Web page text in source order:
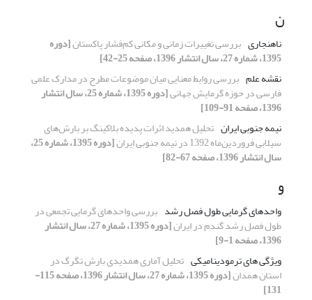
ن
ناهنجاری بررسی تغییرات زمانی و مکانی کم‌فشار پاکستان[دوره
1395، شماره 27، سال انتشار 1396، صفحه 25-42]
نقشه علم بررسی روابط معنایی میان موضوعات مطرح در مدارک علمی
فارسی در حوزه گرمایش جهانی [دوره 1395، شماره 25، سال انتشار
1396، صفحه 91-109]
نیمه جنوبی ایران تحلیل همدید اثرات پدیده بلاکینگ بر بارش‌های
سیلابی فروردین‌ماه 1392 در نیمه جنوبی ایران [دوره 1395، شماره 25،
سال انتشار 1396، صفحه 67-82]
و
واحدهای گرمایی طول فصل رشد بررسی واحدهای گرمایی تجمعی در
طول فصل رشد گندم در ایران [دوره 1395، شماره 27، سال انتشار
1396، صفحه 1-9]
ویژگی های ترمودینامیکی تحلیل آماری همدیدی بارش تگرگ در
استان همدان [دوره 1395، شماره 27، سال انتشار 1396، صفحه 115-
131]